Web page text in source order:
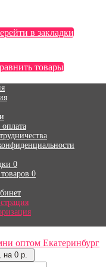
в закладки
товары
0
0
на 0 р.